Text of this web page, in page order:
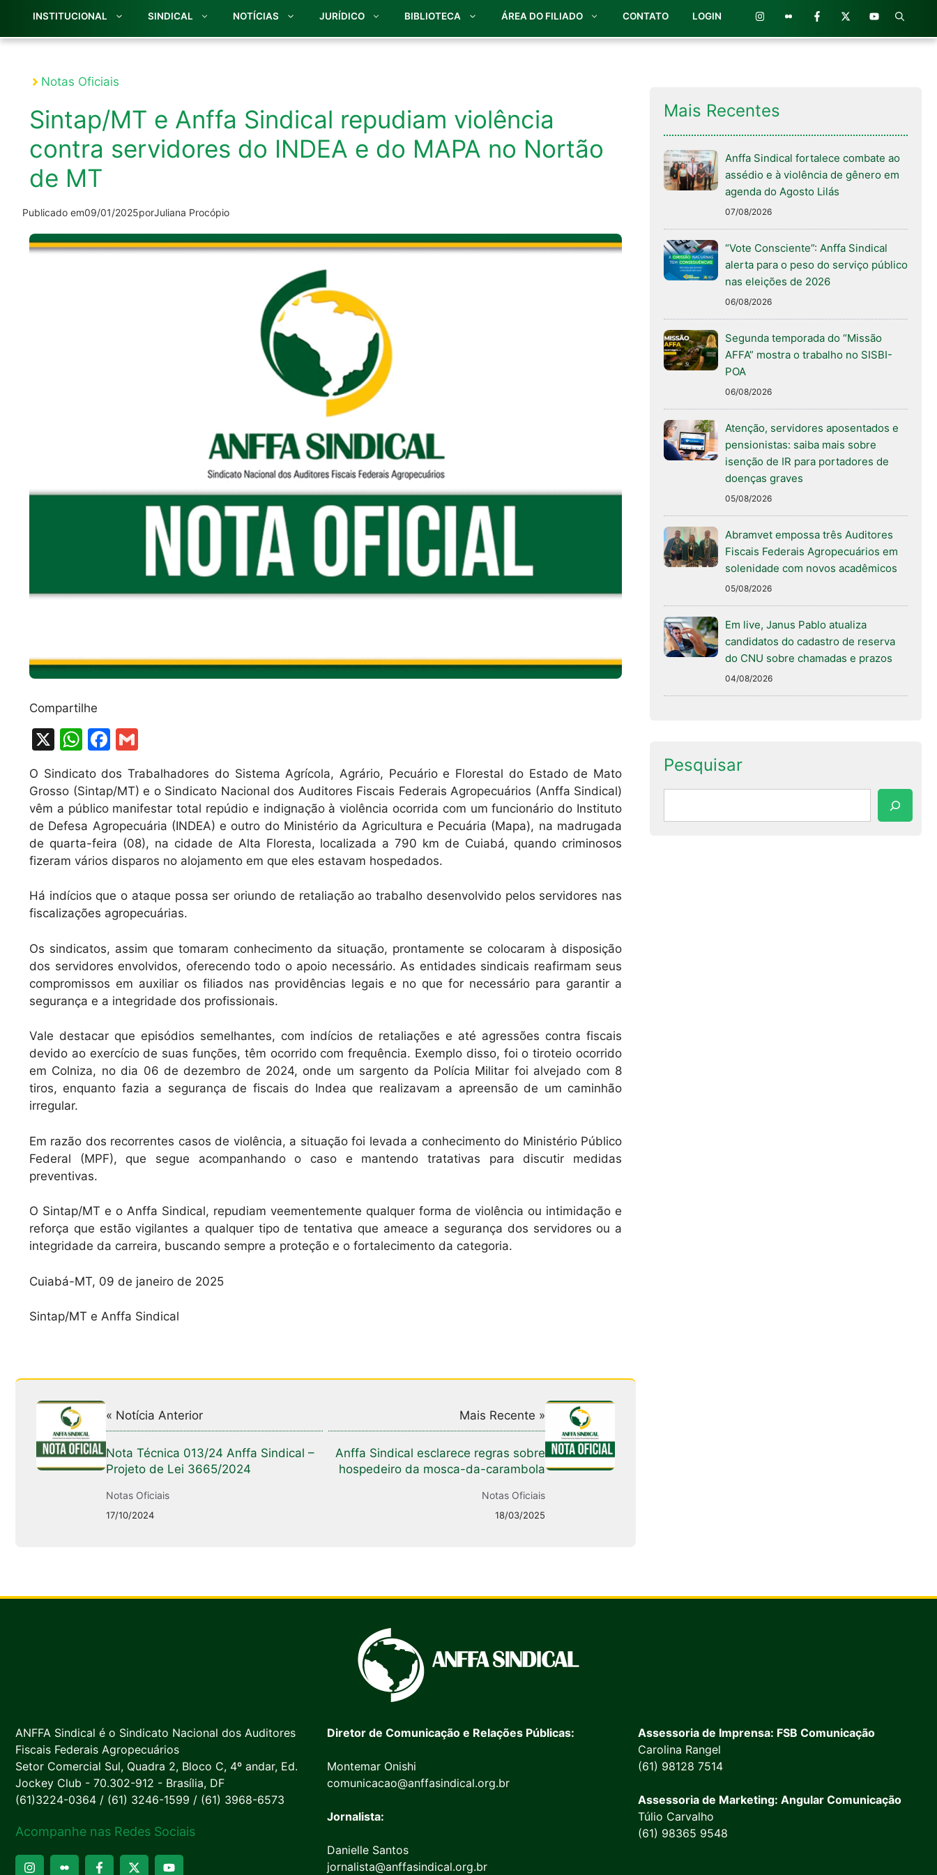
INSTITUCIONAL SINDICAL NOTÍCIAS JURÍDICO BIBLIOTECA ÁREA DO FILIADO CONTATO LOGIN
Notas Oficiais
Sintap/MT e Anffa Sindical repudiam violência
contra servidores do INDEA e do MAPA no Nortão
de MT
Publicado em09/01/2025porJuliana Procópio
Compartilhe
X
W
at
s
A
p
p
F
c
e
b
o
o
k
m
ai
l
O Sindicato dos Trabalhadores do Sistema Agrícola, Agrário, Pecuário e Florestal do Estado de Mato
Grosso (Sintap/MT) e o Sindicato Nacional dos Auditores Fiscais Federais Agropecuários (Anffa Sindical)
vêm a público manifestar total repúdio e indignação à violência ocorrida com um funcionário do Instituto
de Defesa Agropecuária (INDEA) e outro do Ministério da Agricultura e Pecuária (Mapa), na madrugada
de quarta-feira (08), na cidade de Alta Floresta, localizada a 790 km de Cuiabá, quando criminosos
fizeram vários disparos no alojamento em que eles estavam hospedados.
Há indícios que o ataque possa ser oriundo de retaliação ao trabalho desenvolvido pelos servidores nas
fiscalizações agropecuárias.
Os sindicatos, assim que tomaram conhecimento da situação, prontamente se colocaram à disposição
dos servidores envolvidos, oferecendo todo o apoio necessário. As entidades sindicais reafirmam seus
compromissos em auxiliar os filiados nas providências legais e no que for necessário para garantir a
segurança e a integridade dos profissionais.
Vale destacar que episódios semelhantes, com indícios de retaliações e até agressões contra fiscais
devido ao exercício de suas funções, têm ocorrido com frequência. Exemplo disso, foi o tiroteio ocorrido
em Colniza, no dia 06 de dezembro de 2024, onde um sargento da Polícia Militar foi alvejado com 8
tiros, enquanto fazia a segurança de fiscais do Indea que realizavam a apreensão de um caminhão
irregular.
Em razão dos recorrentes casos de violência, a situação foi levada a conhecimento do Ministério Público
Federal (MPF), que segue acompanhando o caso e mantendo tratativas para discutir medidas
preventivas.
O Sintap/MT e o Anffa Sindical, repudiam veementemente qualquer forma de violência ou intimidação e
reforça que estão vigilantes a qualquer tipo de tentativa que ameace a segurança dos servidores ou a
integridade da carreira, buscando sempre a proteção e o fortalecimento da categoria.
Cuiabá-MT, 09 de janeiro de 2025
Sintap/MT e Anffa Sindical
« Notícia Anterior
Nota Técnica 013/24 Anffa Sindical –
Projeto de Lei 3665/2024
Notas Oficiais
17/10/2024
Mais Recente »
Anffa Sindical esclarece regras sobre
hospedeiro da mosca-da-carambola
Notas Oficiais
18/03/2025
Mais Recentes
Anffa Sindical fortalece combate ao
assédio e à violência de gênero em
agenda do Agosto Lilás
07/08/2026
“Vote Consciente”: Anffa Sindical
alerta para o peso do serviço público
nas eleições de 2026
06/08/2026
Segunda temporada do “Missão
AFFA” mostra o trabalho no SISBI-
POA
06/08/2026
Atenção, servidores aposentados e
pensionistas: saiba mais sobre
isenção de IR para portadores de
doenças graves
05/08/2026
Abramvet empossa três Auditores
Fiscais Federais Agropecuários em
solenidade com novos acadêmicos
05/08/2026
Em live, Janus Pablo atualiza
candidatos do cadastro de reserva
do CNU sobre chamadas e prazos
04/08/2026
Pesquisar
ANFFA Sindical é o Sindicato Nacional dos Auditores
Fiscais Federais Agropecuários
Setor Comercial Sul, Quadra 2, Bloco C, 4º andar, Ed.
Jockey Club - 70.302-912 - Brasília, DF
(61)3224-0364 / (61) 3246-1599 / (61) 3968-6573
Acompanhe nas Redes Sociais
Diretor de Comunicação e Relações Públicas:
Montemar Onishi
comunicacao@anffasindical.org.br
Jornalista:
Danielle Santos
jornalista@anffasindical.org.br
Assessoria de Imprensa: FSB Comunicação
Carolina Rangel
(61) 98128 7514
Assessoria de Marketing: Angular Comunicação
Túlio Carvalho
(61) 98365 9548